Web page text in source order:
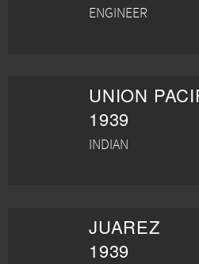
ENGINEER
UNION
1939
INDIAN
JUAREZ
1939